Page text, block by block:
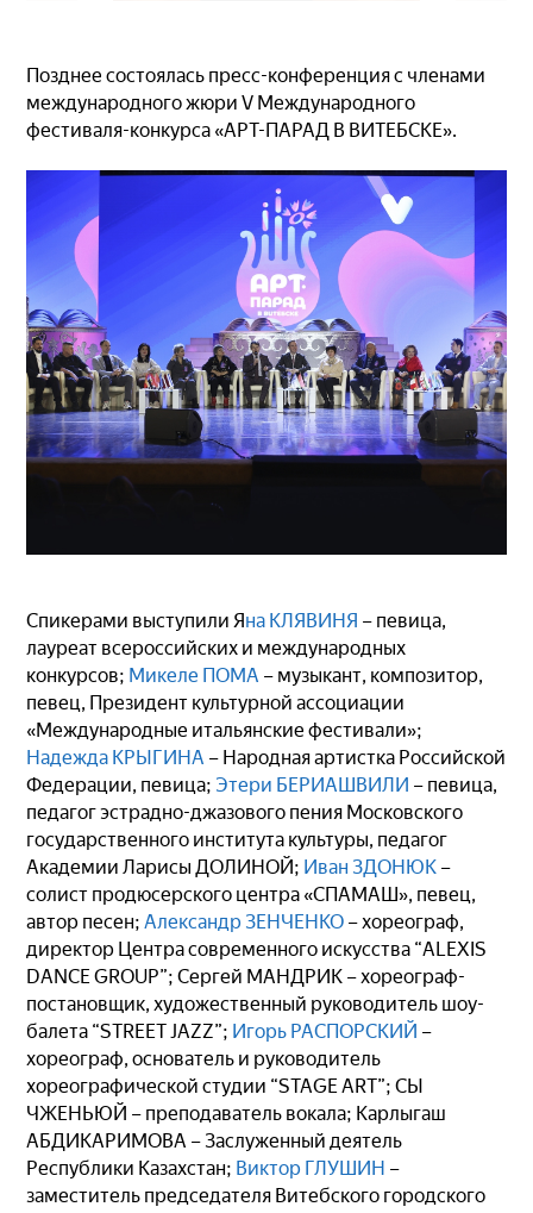
Позднее состоялась пресс-конференция с членами
международного жюри V Международного
фестиваля-конкурса «АРТ-ПАРАД В ВИТЕБСКЕ».
Спикерами выступили Яна КЛЯВИНЯ – певица,
лауреат всероссийских и международных
конкурсов; Микеле ПОМА – музыкант, композитор,
певец, Президент культурной ассоциации
«Международные итальянские фестивали»;
Надежда КРЫГИНА – Народная артистка Российской
Федерации, певица; Этери БЕРИАШВИЛИ – певица,
педагог эстрадно-джазового пения Московского
государственного института культуры, педагог
Академии Ларисы ДОЛИНОЙ; Иван ЗДОНЮК –
солист продюсерского центра «СПАМАШ», певец,
автор песен;Александр ЗЕНЧЕНКО – хореограф,
директор Центра современного искусства “ALEXIS
DANCE GROUP”; Сергей МАНДРИК – хореограф-
постановщик, художественный руководитель шоу-
балета “STREET JAZZ”; Игорь РАСПОРСКИЙ –
хореограф, основатель и руководитель
хореографической студии “STAGE ART”; СЫ
ЧЖЕНЬЮЙ – преподаватель вокала; Карлыгаш
АБДИКАРИМОВА – Заслуженный деятель
Республики Казахстан; Виктор ГЛУШИН –
заместитель председателя Витебского городского